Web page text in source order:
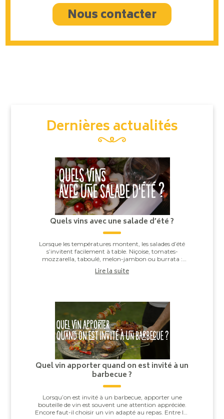
Nous contacter
Dernières actualités
Quels vins avec une salade d’été ?
Lorsque les températures montent, les salades d’été
s’invitent facilement à table. Niçoise, tomates-
mozzarella, taboulé, melon-jambon ou burrata :
Lire la suite
Quel vin apporter quand on est invité à un
barbecue ?
Lorsqu’on est invité à un barbecue, apporter une
bouteille de vin est souvent une attention appréciée.
Encore faut-il choisir un vin adapté au repas. Entre les